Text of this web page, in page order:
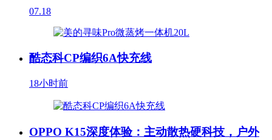
07.18
酷态科CP编织6A快充线
18小时前
OPPO K15深度体验：主动散热硬科技，户外